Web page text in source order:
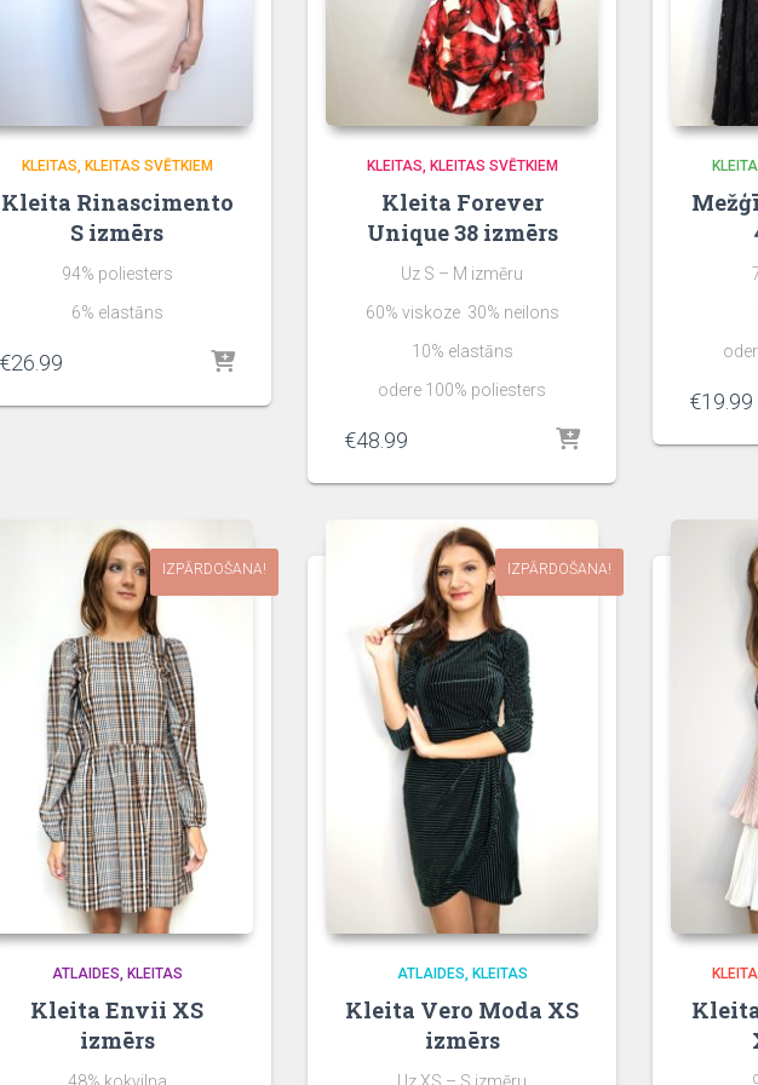
KLEITAS KLEITAS SVĒTKIEM
Kleita Rinascimento
S izmērs
94% poliesters
6% elastāns
€26.99
KLEITAS KLEITAS SVĒTKIEM
Kleita Forever
Unique 38 izmērs
Uz S – M izmēru
60% viskoze 30% neilons
10% elastāns
odere 100% poliesters
€48.99
€19.99
IZPĀRDOŠANA!
ATLAIDES KLEITAS
Kleita Envii XS
izmērs
IZPĀRDOŠANA!
ATLAIDES KLEITAS
Kleita Vero Moda XS
izmērs